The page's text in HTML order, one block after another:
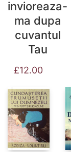
invioreaza-
ma dupa
cuvantul
Tau
£12.00